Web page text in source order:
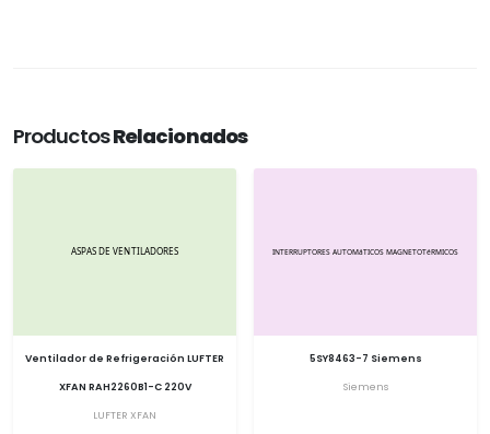
ProductosRelacionados
Ventilador de Refrigeración LUFTER
XFAN RAH2260B1-C 220V
LUFTER XFAN
5SY8463-7 Siemens
Siemens